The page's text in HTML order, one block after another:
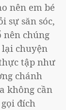
nên em bé
sự săn sóc,
nên chúng
chuyện
tập như
chánh
không cần
đích